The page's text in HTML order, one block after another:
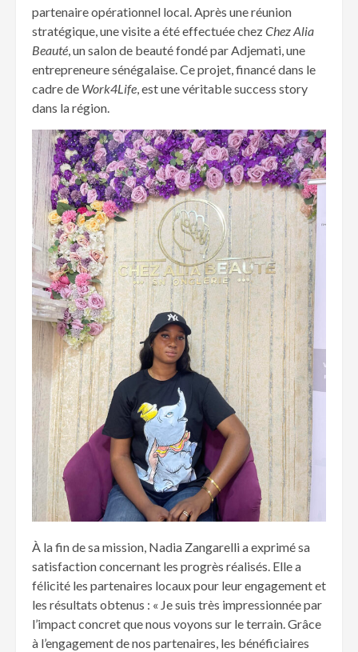
partenaire opérationnel local. Après une réunion
stratégique, une visite a été effectuée chezChez Alia
Beauté , un salon de beauté fondé par Adjemati, une
entrepreneure sénégalaise. Ce projet, financé dans le
cadre de Work4Life , est une véritable success story
dans la région.
À la fin de sa mission, Nadia Zangarelli a exprimé sa
satisfaction concernant les progrès réalisés. Elle a
félicité les partenaires locaux pour leur engagement et
les résultats obtenus : « Je suis très impressionnée par
l’impact concret que nous voyons sur le terrain. Grâce
à l’engagement de nos partenaires, les bénéficiaires